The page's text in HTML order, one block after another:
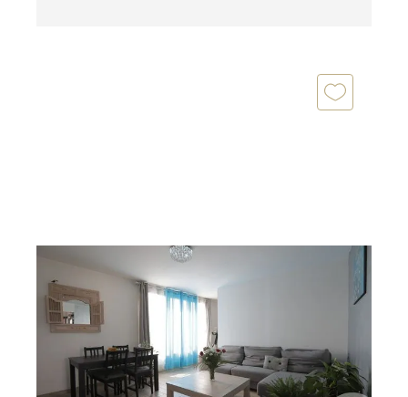
RUNGIS 94
66,55 m
, 4 pièces
Ref : 9770
Appartement F4 à vendre
230 000 €